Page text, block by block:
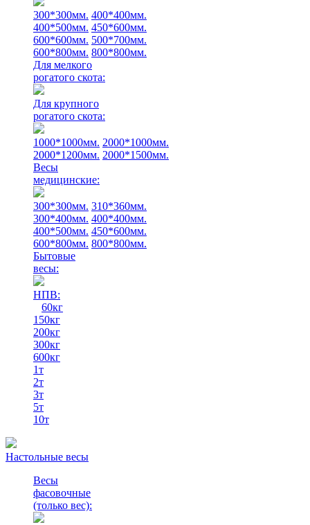
300*300мм. 400*400мм.
400*500мм. 450*600мм.
600*600мм. 500*700мм.
600*800мм. 800*800мм.
Для мелкого
рогатого скота:
Для крупного
рогатого скота:
1000*1000мм. 2000*1000мм.
2000*1200мм. 2000*1500мм.
Весы
медицинские:
300*300мм. 310*360мм.
300*400мм. 400*400мм.
400*500мм. 450*600мм.
600*800мм. 800*800мм.
Бытовые
весы:
НПВ:
60кг
150кг
200кг
300кг
600кг
1т
2т
3т
5т
10т
Настольные весы
Весы
фасовочные
(только вес):